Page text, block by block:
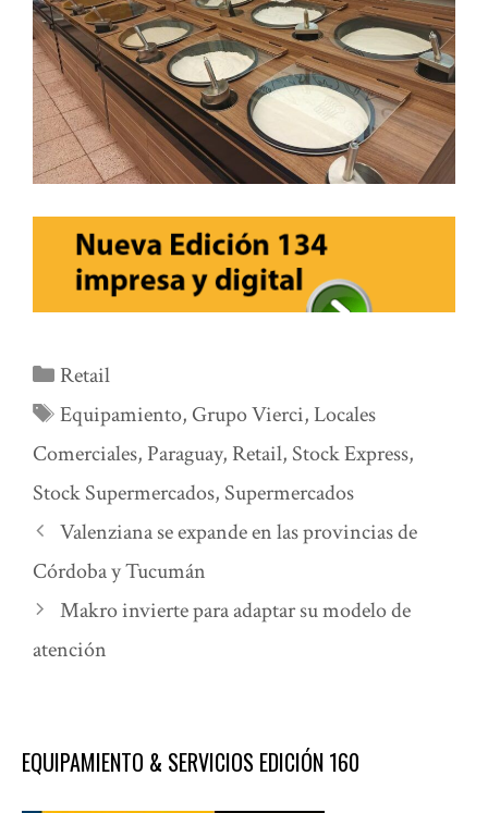
Categorías
Retail
Etiquetas
Equipamiento, Grupo Vierci,Locales
Comerciales, Paraguay, Retail, Stock Express,
Stock Supermercados, Supermercados
Valenziana se expande en las provincias de
Córdoba y Tucumán
Makro invierte para adaptar su modelo de
atención
EQUIPAMIENTO & SERVICIOS EDICIÓN 160